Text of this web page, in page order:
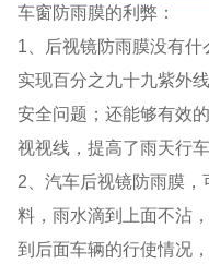
车窗防雨膜的利弊：
1、后视镜防雨膜没有
实现百分之九十九紫外
安全问题；还能够有效
视视线，提高了雨天行
2、汽车后视镜防雨膜
料，雨水滴到上面不沾
到后面车辆的行使情况